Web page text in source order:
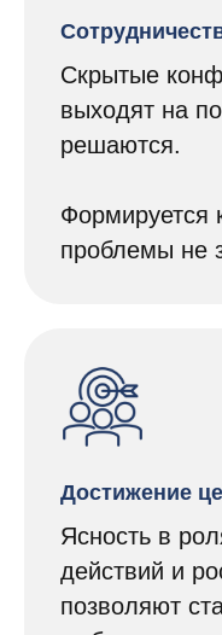
Скрытые
выходят на
решаются.
Формируется
проблемы не
Достижение
Ясность в
действий и
позволяют